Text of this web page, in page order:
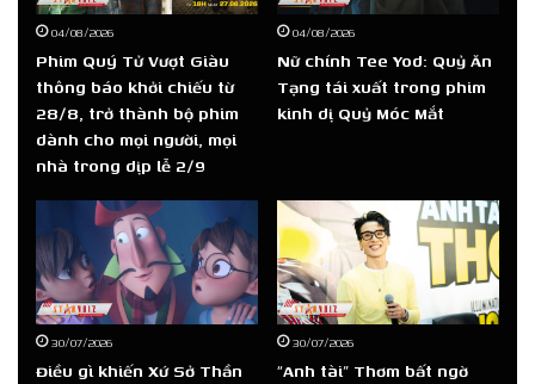
04/08/2026
Phim Quý Tử Vượt Giàu
thông báo khởi chiếu từ
28/8, trở thành bộ phim
dành cho mọi người, mọi
nhà trong dịp lễ 2/9
04/08/2026
Nữ chính Tee Yod: Quỷ Ăn
Tạng tái xuất trong phim
kinh dị Quỷ Móc Mắt
30/07/2026
Điều gì khiến Xứ Sở Thần
30/07/2026
“Anh tài” Thơm bất ngờ